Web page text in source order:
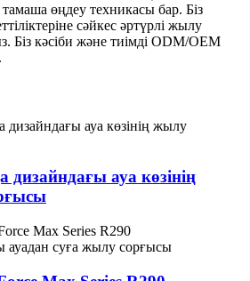
өңдеу техникасы бар. Біз
сәйкес әртүрлі жылу
Біз кәсіби және тиімді ODM/OEM
дизайндағы ауа көзінің